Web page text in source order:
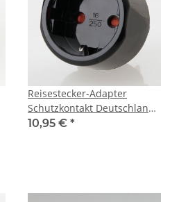
Reisestecker-Adapter
Schutzkontakt Deutschland
auf USA/Japan 15A/100-125V
10,95 € *